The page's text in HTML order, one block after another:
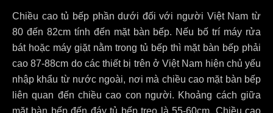
Chiều cao tủ bếp phần dưới đối với người Việt Nam từ
80 đến 82cm tính đến mặt bàn bếp. Nếu bố trí máy rửa
bát hoặc máy giặt nằm trong tủ bếp thì mặt bàn bếp phải
cao 87-88cm do các thiết bị trên ở Việt Nam hiện chủ yếu
nhập khẩu từ nước ngoài, nơi mà chiều cao mặt bàn bếp
liên quan đến chiều cao con người. Khoảng cách giữa